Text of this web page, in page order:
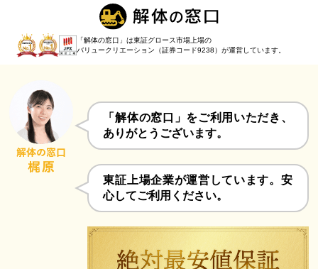
「解体の窓口」は東証グロース市場上場の
バリュークリエーション（証券コード9238）が運営しています。
「解体の窓口」をご利用いただき、
ありがとうございます。
東証上場企業が運営しています。安
心してご利用ください。